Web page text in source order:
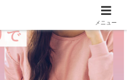
メニュー